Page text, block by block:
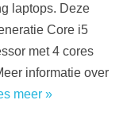
laptops. Deze
Core i5
met 4 cores
informatie over
meer »